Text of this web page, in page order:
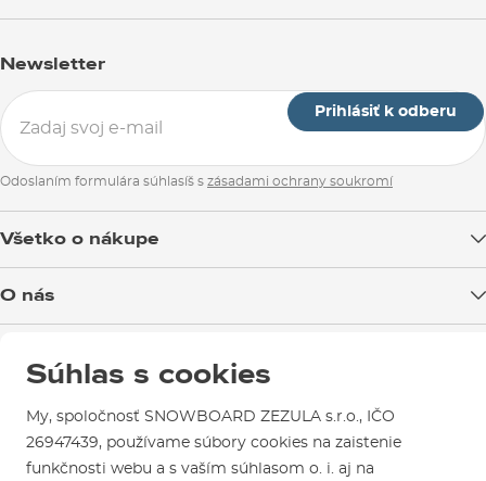
Newsletter
Prihlásiť k odberu
Odoslaním formulára súhlasíš s zásadami ochrany soukromí
Všetko o nákupe
Reklamácie
Návody na použitie a údržbu
O nás
Test the Best
Ako si vybrať vybavenie
Mapa a ako k nám
Parkovanie
Sme overený e-shop.
Naši spokojní zákazníci nám udelili
CertifikátOverené zákazníkmi.
Súhlas s cookies
My, spoločnosť SNOWBOARD ZEZULA s.r.o., IČO
26947439, používame súbory cookies na zaistenie
funkčnosti webu a s vaším súhlasom o. i. aj na